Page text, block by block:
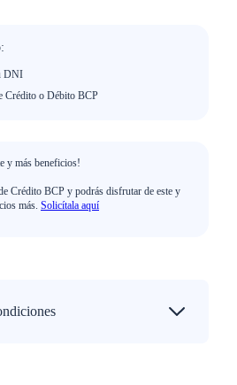
DNI
Crédito o Débito BCP
y más beneficios!
Crédito BCP y podrás disfrutar de este y
más. Solicítala aquí